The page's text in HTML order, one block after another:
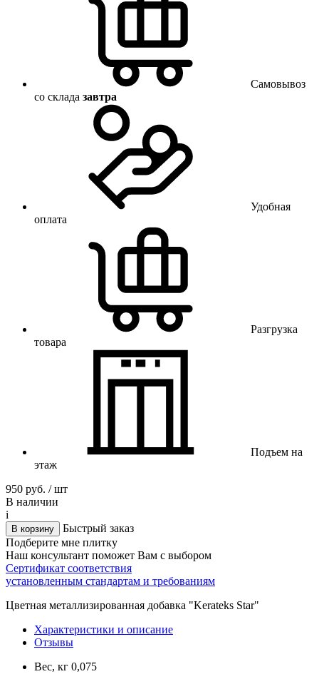
Самовывоз
со склада завтра
Удобная
оплата
Разгрузка
товара
Подъем на
этаж
950 руб. / шт
В наличии
i
В корзину
Быстрый заказ
Подберите мне плитку
Наш консультант поможет Вам с выбором
Сертификат соответствия
установленным стандартам и требованиям
Цветная металлизированная добавка "Kerateks Star"
Характеристики и описание
Отзывы
Вес, кг 0,075